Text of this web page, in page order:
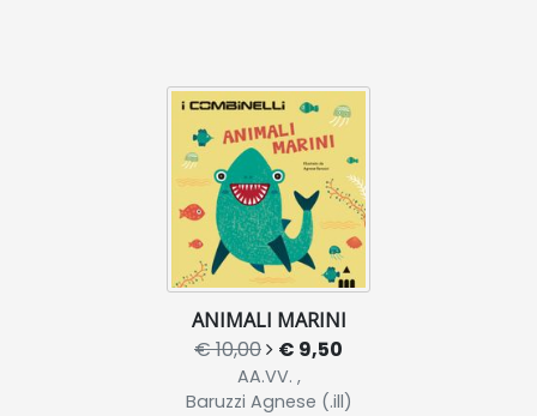
ANIMALI MARINI
€ 10,00 € 9,50
AA.VV. ,
Baruzzi Agnese (.ill)